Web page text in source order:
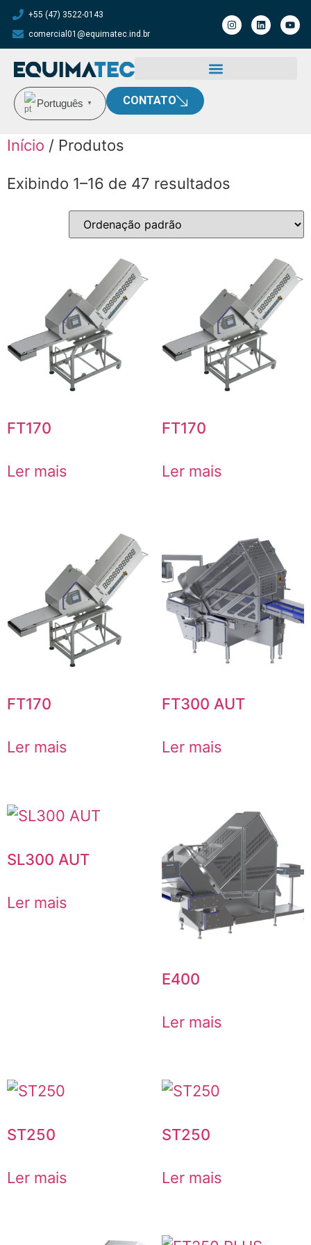
+55 (47) 3522-0143
comercial01@equimatec.ind.br
Português ▼ CONTATO
Início / Produtos
Exibindo 1–16 de 47 resultados
FT170
Ler mais
FT170
Ler mais
FT170
Ler mais
FT300 AUT
Ler mais
SL300 AUT
Ler mais
E400
Ler mais
ST250
Ler mais
ST250
Ler mais